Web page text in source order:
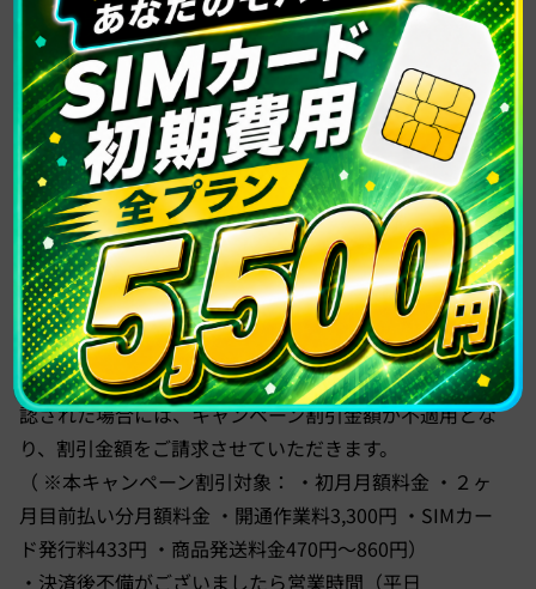
あるお客様、また他回線で月額料金の初回支払いがない
お客様のお申し込みはお断りさせていただきます。
・本キャンペーンは同名義で1回線まで適用となりま
す。複数回線をお申し込みする場合、2回線目以降は１
回線あたり5,500円の初期費用が必要になります。
・あなたのモバイルへのお申し込みは同名義で３回線ま
でとなります。
・ご契約中の回線で未納が発生した場合、同一名義でご
契約いただいている他の回線も、停止または解約の対象
となります。
・短期契約を目的としたご利用など、弊社規定に基づく
短期間での解約（初回の月額利用料金決済前 等）が確
認された場合には、キャンペーン割引金額が不適用とな
り、割引金額をご請求させていただきます。
（ ※本キャンペーン割引対象： ・初月月額料金 ・２ヶ
月目前払い分月額料金 ・開通作業料3,300円 ・SIMカー
ド発行料433円 ・商品発送料金470円～860円）
・決済後不備がございましたら営業時間（平日